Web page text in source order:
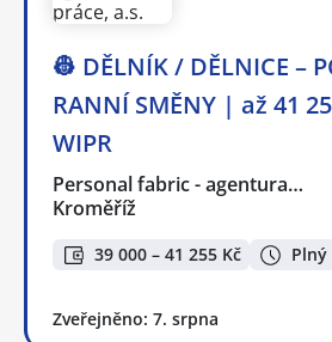
👷 DĚLNÍK / DĚLNICE –
RANNÍ SMĚNY | až 41
WIPR
Personal fabric - agentura…
Kroměříž
39 000 – 41 255 Kč Plný
Zveřejněno: 7. srpna